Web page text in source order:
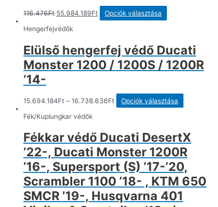
116.476Ft Original
was:
55.984.189FtCurrent
price
Opciók választása
a
variációja
van.
A
változatok
ki
Hengerfejvédők
Elülső hengerfej védő Ducati
Monster 1200 / 1200S / 1200R
’14-
15.694.184Ft – 16.738.636Ft Opciók választása
a
variációja
van.
A
változatok
a
ki
Fék/Kuplungkar védők
Fékkar védő Ducati DesertX
’22-, Ducati Monster 1200R
’16-, Supersport (S) ’17-’20,
Scrambler 1100 ’18- , KTM 650
SMCR ’19-, Husqvarna 401